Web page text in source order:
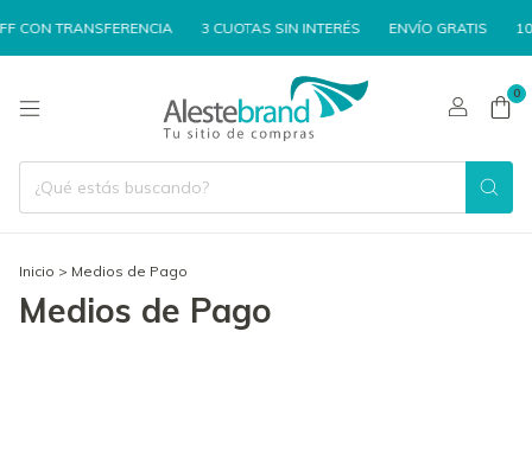
CON TRANSFERENCIA 3 CUOTAS SIN INTERÉS ENVÍO GRATIS
0
Inicio > Medios de Pago
Medios de Pago